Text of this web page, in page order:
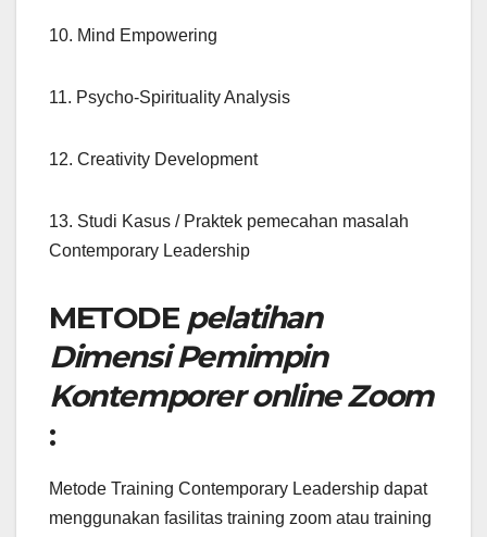
10. Mind Empowering
11. Psycho-Spirituality Analysis
12. Creativity Development
13. Studi Kasus / Praktek pemecahan masalah
Contemporary Leadership
METODE pelatihan
Dimensi Pemimpin
Kontemporer online Zoom
:
Metode Training Contemporary Leadership dapat
menggunakan fasilitas training zoom atau training